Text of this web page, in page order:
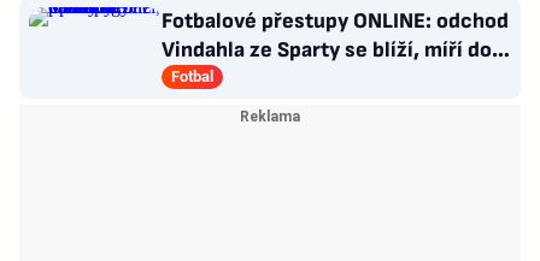
Fotbalové přestupy ONLINE: odchod
Vindahla ze Sparty se blíží, míří do
druhé italské ligy
Fotbal